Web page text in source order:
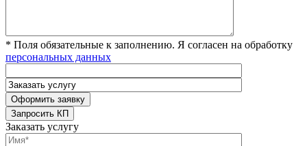
* Поля обязательные к заполнению. Я согласен на обработку
персональных данных
Заказать услугу